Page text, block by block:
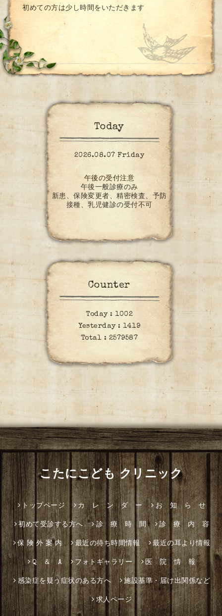
初めての方は少し時間をいただきます
Today
2026.08.07 Friday
午後の受付注意
午後一般診療のみ
新患、保険変更者、精密検査、予防
接種、乳児健診の受付不可
Counter
Today : 1002
Yesterday : 1419
Total : 2579587
こたにこども クリニック
トップページ カ レ ン ダ ー お 知 ら せ
初めて受診する方へ 診 療 時 間 診 療 内 容
保 険 外 案 内 最近の待ち時間情報 最近の耳より情報
Q ＆ A フォトギャラリー 医 院 情 報
感染症を疑う症状のある方へ 施設基準・届け出関係など
求人ページ